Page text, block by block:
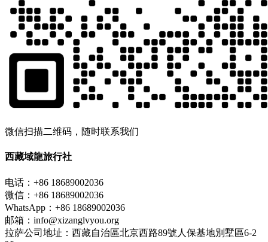
微信扫描二维码，随时联系我们
西藏域龍旅行社
电话：+86 18689002036
微信：+86 18689002036
WhatsApp：+86 18689002036
邮箱：info@xizanglvyou.org
拉萨公司地址：西藏自治區北京西路89號人保基地別墅區6-2